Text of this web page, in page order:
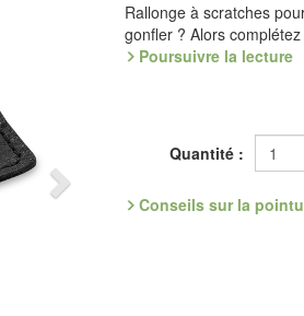
Rallonge à scratches
gonfler ? Alors
assortie, et profitez d'un
Lot de 4 pièces
Référence : 9.101.02
Poursuivre la lecture
Quantité :
Conseils sur la